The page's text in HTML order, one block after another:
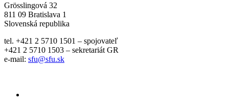
Grösslingová 32
811 09 Bratislava 1
Slovenská republika
tel. +421 2 5710 1501 – spojovateľ
+421 2 5710 1503 – sekretariát GR
e-mail: sfu@sfu.sk